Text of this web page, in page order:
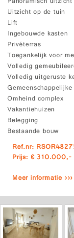
Uitzicht op de tuin
Lift
Ingebouwde kasten
Privéterras
Toegankelijk voor
Volledig
Volledig uitgeruste
Omheind complex
Vakantiehuizen
Belegging
Bestaande bouw
Ref.nr:
Prijs: € 310.000,-
Meer informatie ›››